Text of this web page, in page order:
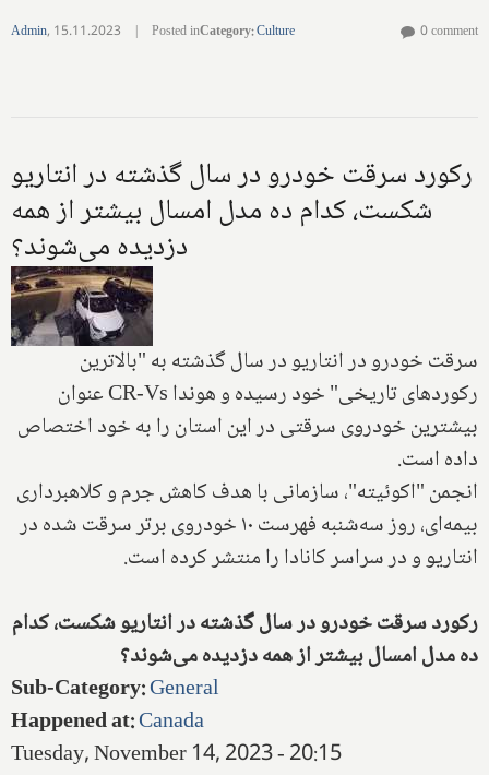
Admin, 15.11.2023 | Posted inCategory:Culture 0 comment
رکورد سرقت خودرو در سال گذشته در انتاریو
شکست، کدام ده مدل امسال بیشتر از همه
دزدیده می‌شوند؟
سرقت خودرو در انتاریو در سال گذشته به "بالاترین
رکوردهای تاریخی" خود رسیده و هونداCR-Vsعنوان
بیشترین خودروی سرقتی در این استان را به خود اختصاص
داده است.
انجمن "اکوئیته"، سازمانی با هدف کاهش جرم و کلاهبرداری
بیمه‌ای، روز سه‌شنبه فهرست ۱۰ خودروی برتر سرقت شده در
انتاریو و در سراسر کانادا را منتشر کرده است.
رکورد سرقت خودرو در سال گذشته در انتاریو شکست، کدام
ده مدل امسال بیشتر از همه دزدیده می‌شوند؟
Sub-Category:General
Happened at:Canada
Tuesday, November 14, 2023 - 20:15